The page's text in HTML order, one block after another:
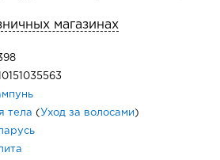
магазинах
тела ( Уход за волосами )